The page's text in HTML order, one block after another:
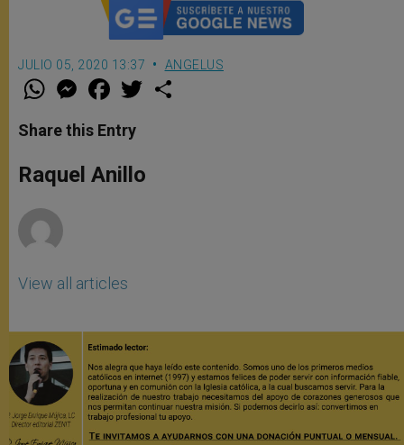
JULIO 05, 2020 13:37 ANGELUS
W
t
s
p
p
M
e
s
e
g
e
F
a
e
b
o
k
w
Share this Entry
Raquel Anillo
View all articles